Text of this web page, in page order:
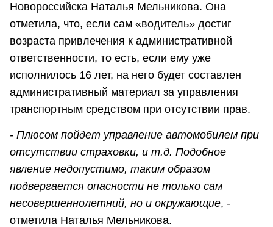
Новороссийска Наталья Мельникова. Она
отметила, что, если сам «водитель» достиг
возраста привлечения к административной
ответственности, то есть, если ему уже
исполнилось 16 лет, на него будет составлен
административный материал за управления
транспортным средством при отсутствии прав.
- Плюсом пойдет управление автомобилем при
отсутствии страховки, и т.д. Подобное
явление недопустимо, таким образом
подвергается опасности не только сам
несовершеннолетний, но и окружающие, -
отметила Наталья Мельникова.